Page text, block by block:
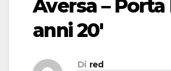
Aversa –
anni 20′
Di red